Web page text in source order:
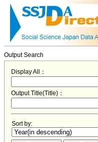
Output Search
Display All：
Output Title(Title)：
Sort by: